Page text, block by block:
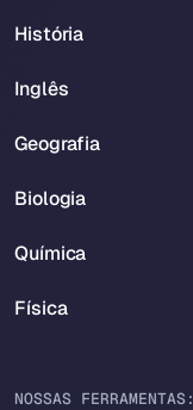
História
Inglês
Geografia
Biologia
Química
Física
NOSSAS FERRAMENTAS: